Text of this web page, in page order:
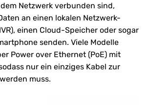
Netzwerk verbunden sind,
an einen lokalen Netzwerk-
einen Cloud-Speicher oder sogar
senden. Viele Modelle
Power over Ethernet (PoE) mit
nur ein einziges Kabel zur
muss.